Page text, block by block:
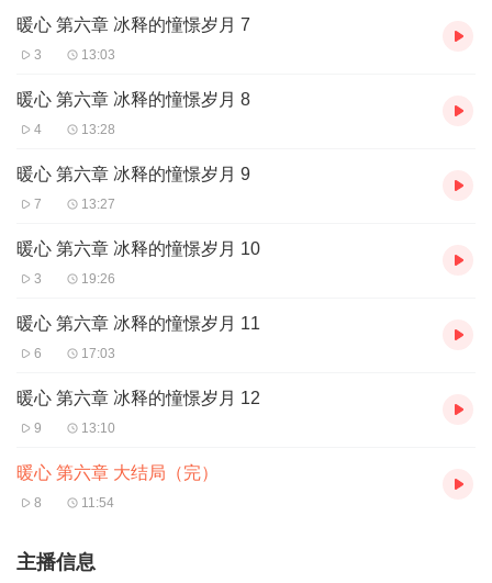
暖心 第六章 冰释的憧憬岁月 7
3 13:03
暖心 第六章 冰释的憧憬岁月 8
4 13:28
暖心 第六章 冰释的憧憬岁月 9
7 13:27
暖心 第六章 冰释的憧憬岁月 10
3 19:26
暖心 第六章 冰释的憧憬岁月 11
6 17:03
暖心 第六章 冰释的憧憬岁月 12
9 13:10
暖心 第六章 大结局（完）
8 11:54
主播信息